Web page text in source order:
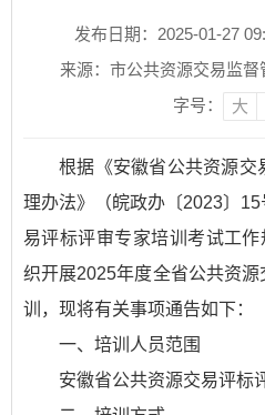
发布日期：2025-01-27
来源：市公共资源交易监督
字号：
大
根据《安徽省公共资源交
理办法》（皖政办〔2023〕
易评标评审专家培训考试工
织开展2025年度全省公共资
训，现将有关事项通告如下：
一、培训人员范围
安徽省公共资源交易评标